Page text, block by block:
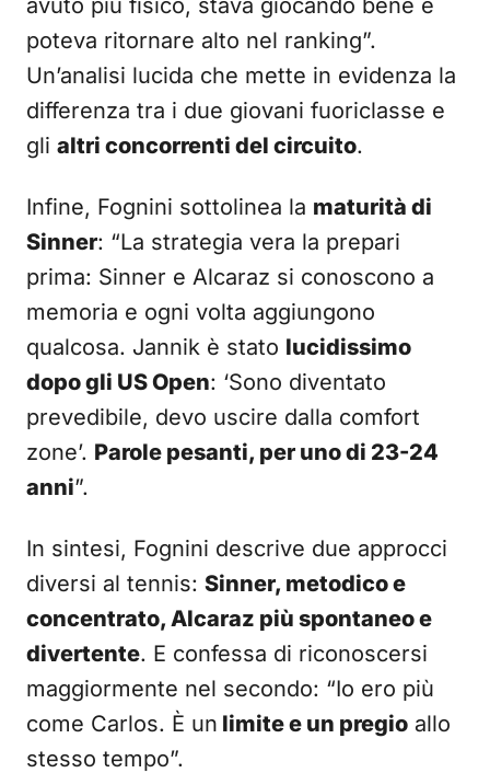
avuto più fisico, stava giocando bene e
poteva ritornare alto nel ranking”.
Un’analisi lucida che mette in evidenza la
differenza tra i due giovani fuoriclasse e
gli altri concorrenti del circuito.
Infine, Fognini sottolinea la maturità di
Sinner: “La strategia vera la prepari
prima: Sinner e Alcaraz si conoscono a
memoria e ogni volta aggiungono
qualcosa. Jannik è stato lucidissimo
dopo gli US Open: ‘Sono diventato
prevedibile, devo uscire dalla comfort
zone’. Parole pesanti, per uno di 23-24
anni”.
In sintesi, Fognini descrive due approcci
diversi al tennis: Sinner, metodico e
concentrato, Alcaraz più spontaneo e
divertente. E confessa di riconoscersi
maggiormente nel secondo: “Io ero più
come Carlos. È un limite e un pregio allo
stesso tempo”.